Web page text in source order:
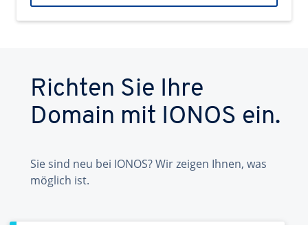
Richten Sie Ihre
Domain mit IONOS ein.
Sie sind neu bei IONOS? Wir zeigen Ihnen, was
möglich ist.